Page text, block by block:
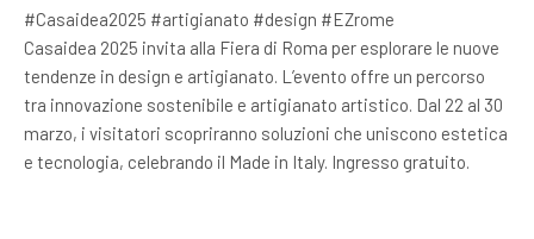
#Casaidea2025 #artigianato #design #EZrome
Casaidea 2025 invita alla Fiera di Roma per esplorare le nuove
tendenze in design e artigianato. L’evento offre un percorso
tra innovazione sostenibile e artigianato artistico. Dal 22 al 30
marzo, i visitatori scopriranno soluzioni che uniscono estetica
e tecnologia, celebrando il Made in Italy. Ingresso gratuito.